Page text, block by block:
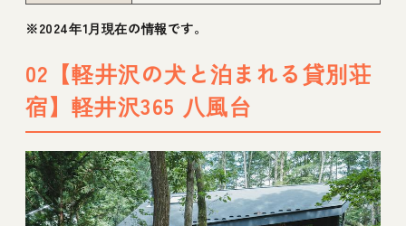
※2024年1月現在の情報です。
02【軽井沢の犬と泊まれる貸別荘
宿】軽井沢365 八風台